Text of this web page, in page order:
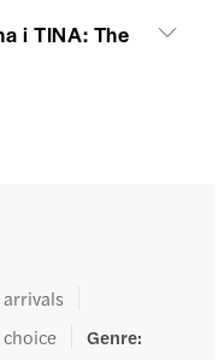
i TINA: The
arrivals
Genre: